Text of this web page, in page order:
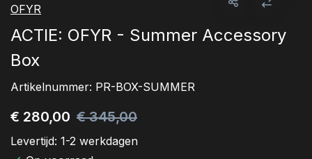
OFYR
ACTIE: OFYR - Summer Accessory
Box
Artikelnummer: PR-BOX-SUMMER
€ 280,00 € 345,00
Levertijd: 1-2 werkdagen